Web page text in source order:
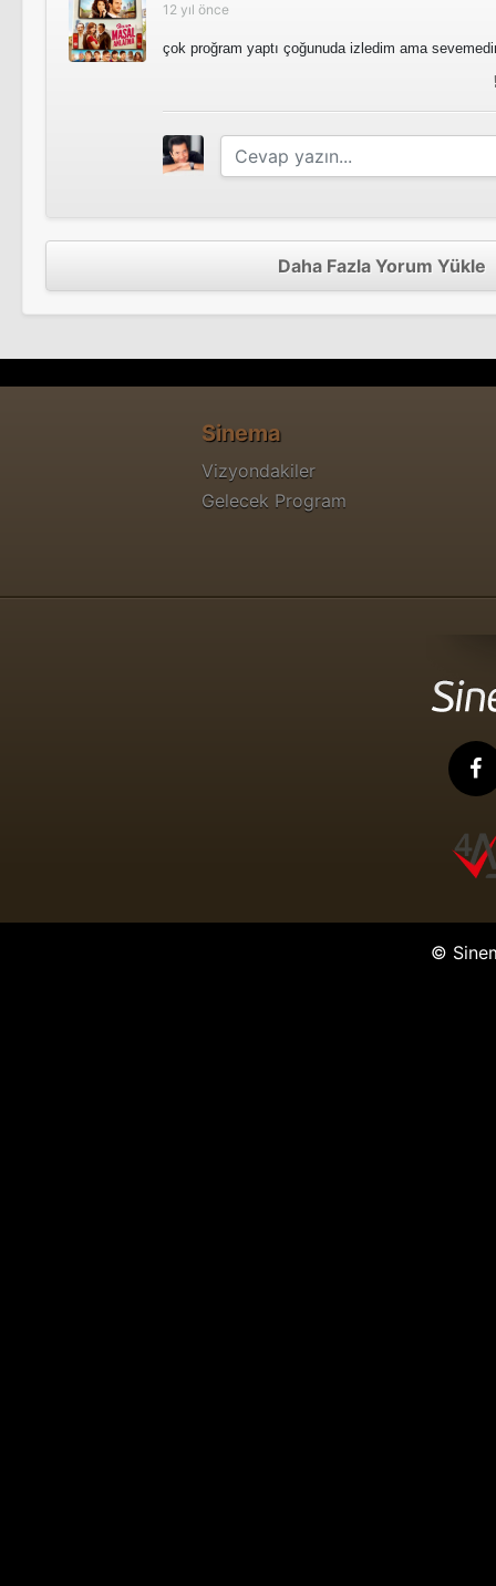
12 yıl önce
çok proğram yaptı çoğunuda izledim ama
Daha Fazla Yorum Yükle
Sinema
Vizyondakiler
Gelecek Program
©